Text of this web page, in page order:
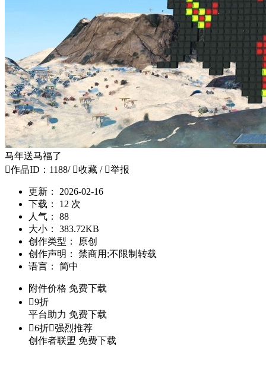
马年送马福了
作品ID：1188/ 收藏 / 举报
更新：
2026-02-16
下载：
12 次
人气：
88
大小：
383.72KB
创作类型：
原创
创作声明：
禁商用;不限制转载
语言：
简中
附件价格 免费下载
9折
平台助力 免费下载
6折强烈推荐
创作者联盟 免费下载